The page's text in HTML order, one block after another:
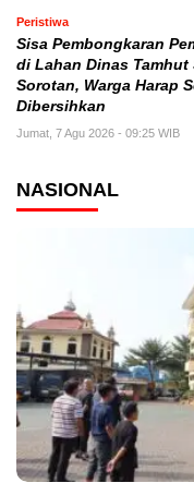
Peristiwa
Sisa Pembongkaran
di Lahan Dinas Tamhut
Sorotan, Warga Harap
Dibersihkan
Jumat, 7 Agu 2026 - 09:25 WIB
NASIONAL